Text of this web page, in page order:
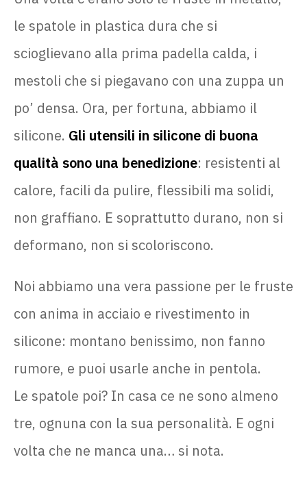
le spatole in plastica dura che si
scioglievano alla prima padella calda, i
mestoli che si piegavano con una zuppa un
po’ densa. Ora, per fortuna, abbiamo il
silicone. Gli utensili in silicone di buona
qualità sono una benedizione: resistenti al
calore, facili da pulire, flessibili ma solidi,
non graffiano. E soprattutto durano, non si
deformano, non si scoloriscono.
Noi abbiamo una vera passione per le fruste
con anima in acciaio e rivestimento in
silicone: montano benissimo, non fanno
rumore, e puoi usarle anche in pentola.
Le spatole poi? In casa ce ne sono almeno
tre, ognuna con la sua personalità. E ogni
volta che ne manca una… si nota.